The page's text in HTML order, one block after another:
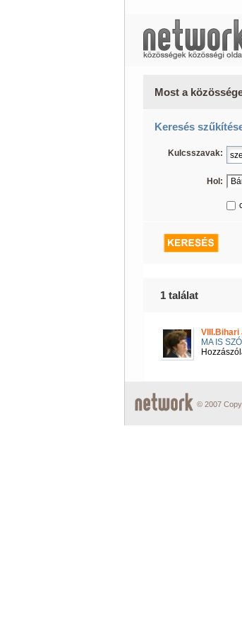
Most a
Keresés
Kulcsszavak:
Hol:
1 találat
MA IS
© 2007